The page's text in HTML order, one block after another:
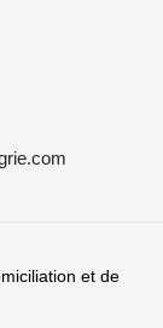
et de